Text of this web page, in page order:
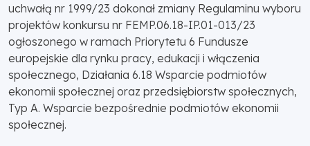
uchwałą nr 1999/23 dokonał zmiany Regulaminu wyboru
projektów konkursu nr FEMP.06.18-IP.01-013/23
ogłoszonego w ramach Priorytetu 6 Fundusze
europejskie dla rynku pracy, edukacji i włączenia
społecznego, Działania 6.18 Wsparcie podmiotów
ekonomii społecznej oraz przedsiębiorstw społecznych,
Typ A. Wsparcie bezpośrednie podmiotów ekonomii
społecznej.